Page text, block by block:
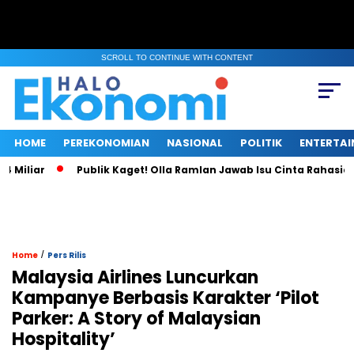
SCROLL TO CONTINUE WITH CONTENT
HOME PEREKONOMIAN NASIONAL POLITIK
Publik Kaget! Olla Ramlan Jawab Isu Cinta Rahasia
Home / Pers Rilis
Malaysia Airlines Luncurkan
Kampanye Berbasis Karakter ‘Pilot
Parker: A Story of Malaysian
Hospitality’